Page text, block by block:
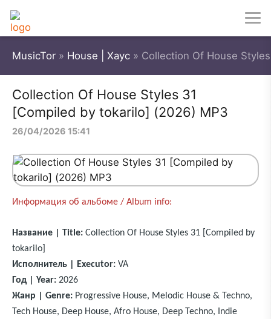
MusicTor » House | Хаус » Collection Of House
Collection Of House Styles 31
[Compiled by tokarilo] (2026) MP3
26/04/2026 15:41
Информация об альбоме / Album info:
Название | Title: Collection Of House Styles 31 [Compiled by
tokarilo]
Исполнитель | Executor: VA
Год | Year: 2026
Жанр | Genre: Progressive House, Melodic House & Techno,
Tech House, Deep House, Afro House, Deep Techno, Indie